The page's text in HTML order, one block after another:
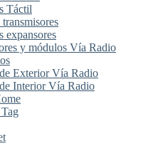
Táctil
expansores
y módulos Vía Radio
Exterior Vía Radio
Interior Vía Radio